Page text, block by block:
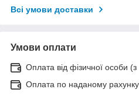
Всі умови доставки
Умови оплати
Оплата від фізичної особи (з
Оплата по наданому